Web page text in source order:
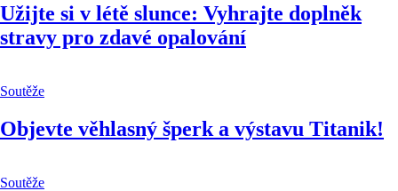
Užijte si v létě slunce: Vyhrajte doplněk
stravy pro zdavé opalování
Soutěže
Objevte věhlasný šperk a výstavu Titanik!
Soutěže